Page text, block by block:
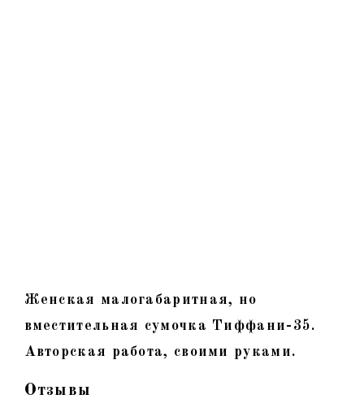
Женская малогабаритная, но
вместительная сумочка Тиффани-35.
Авторская работа, своими руками.
Отзывы